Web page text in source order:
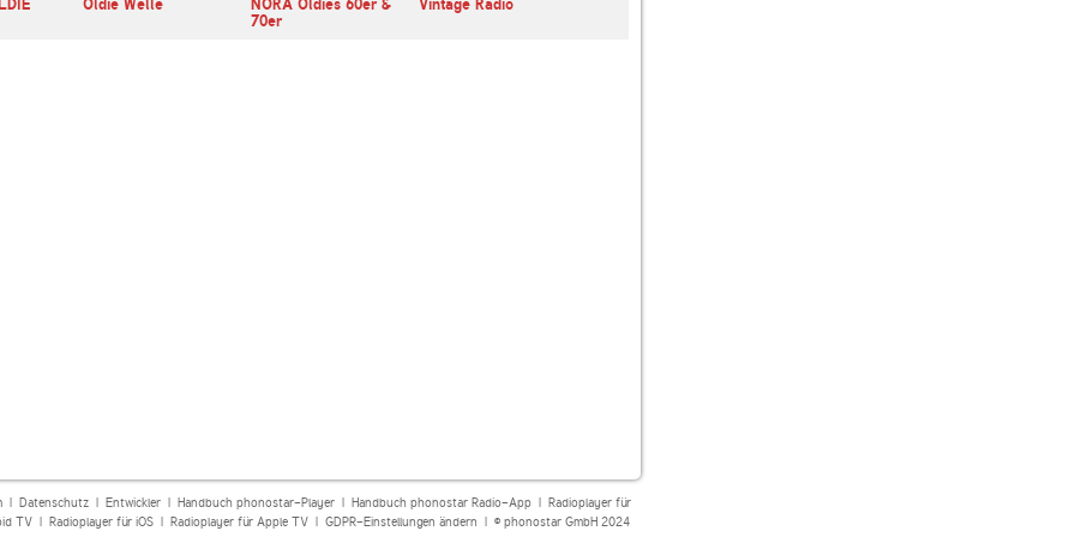
Oldie Welle
NORA Oldies 60er &
70er
Vintage Radio
| Datenschutz| Entwickler| Handbuch phonostar-Player| Handbuch phonostar Radio-App| Radioplayer für
TV| Radioplayer für iOS| Radioplayer für Apple TV| GDPR-Einstellungen ändern | © phonostar GmbH 2024